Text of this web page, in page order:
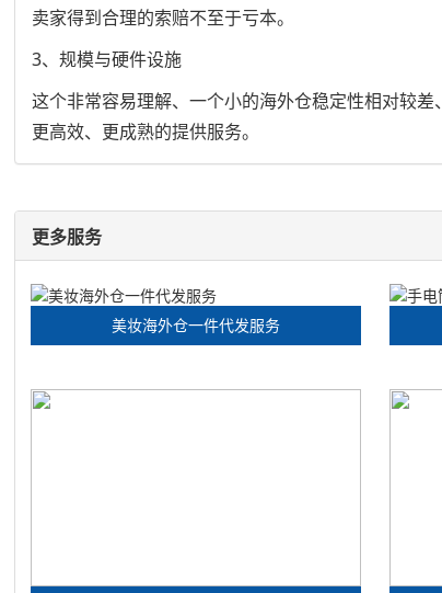
卖家得到合理的索赔不至于亏本。
3、规模与硬件设施
这个非常容易理解、一个小的海外仓稳定性相对较
更高效、更成熟的提供服务。
更多服务
美妆海外仓一件代发服务